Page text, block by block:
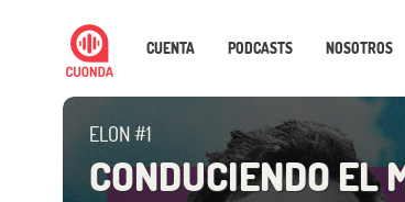
CUENTA PODCASTS NOSOTROS
ELON #1
CONDUCIENDO EL